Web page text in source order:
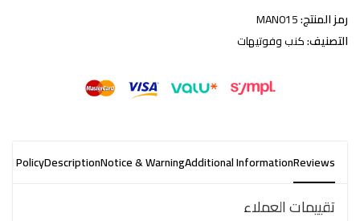
رمز المنتج:MAN015
التصنيف:كنب وفوتيهات
Reviews
Additional Information
Notice & Warning
Description
Policy
تقييمات العملاء